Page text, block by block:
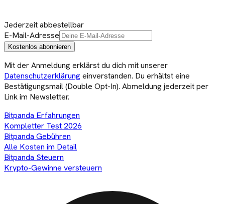
Jederzeit abbestellbar
E-Mail-Adresse
Kostenlos abonnieren
Mit der Anmeldung erklärst du dich mit unserer
Datenschutzerklärungeinverstanden. Du erhältst eine
Bestätigungsmail (Double Opt-In). Abmeldung jederzeit per
Link im Newsletter.
Bitpanda Erfahrungen
Kompletter Test 2026
Bitpanda Gebühren
Alle Kosten im Detail
Bitpanda Steuern
Krypto-Gewinne versteuern